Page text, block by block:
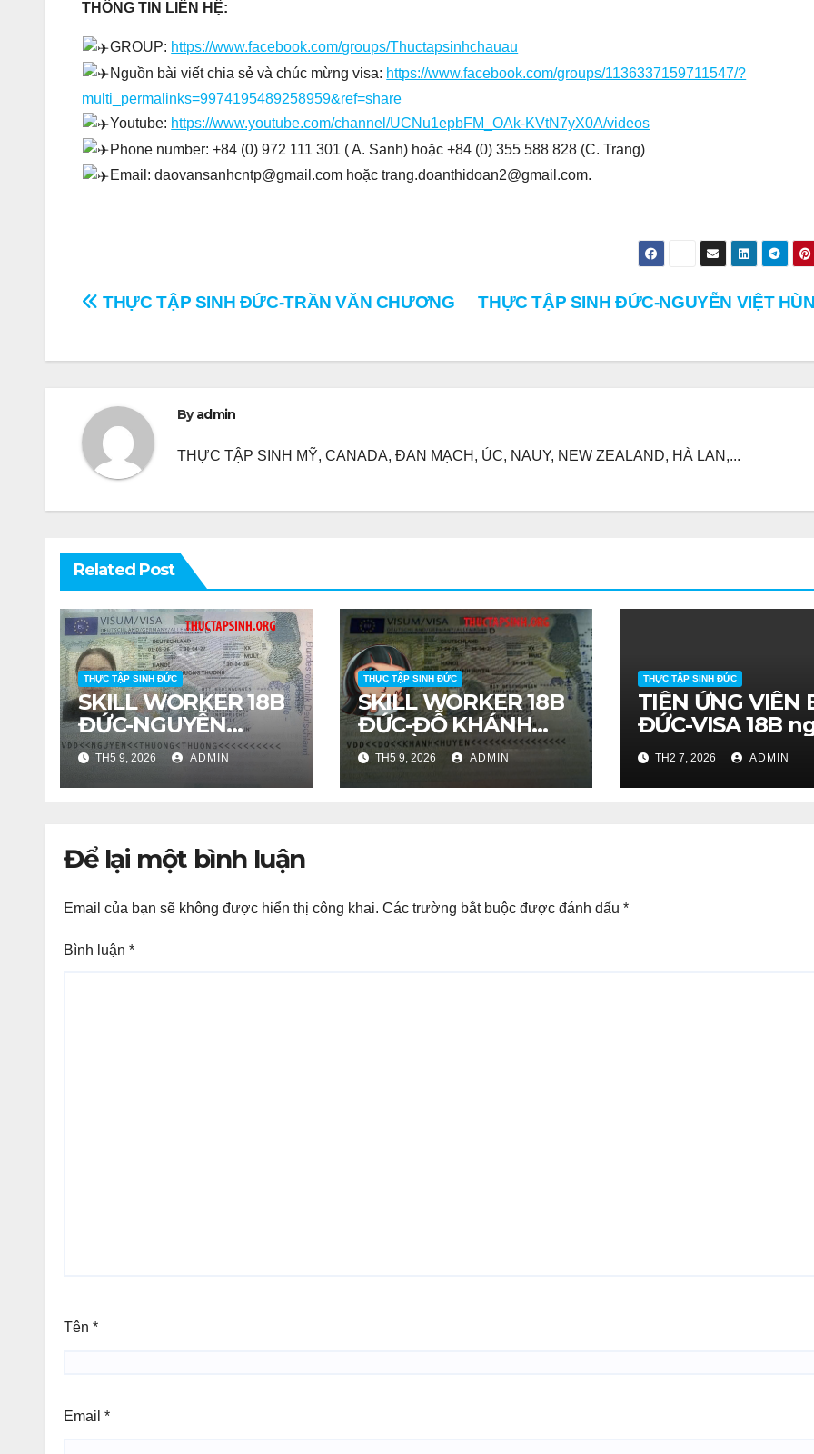
THÔNG TIN LIÊN HỆ:
GROUP: https://www.facebook.com/groups/Thuctapsinhchauau
Nguồn bài viết chia sẻ và chúc mừng visa: https://www.facebook.com/groups/1136337159711547/?
multi_permalinks=9974195489258959&ref=share
Youtube: https://www.youtube.com/channel/UCNu1epbFM_OAk-KVtN7yX0A/videos
Phone number: +84 (0) 972 111 301 ( A. Sanh) hoặc +84 (0) 355 588 828 (C. Trang)
Email: daovansanhcntp@gmail.com hoặc trang.doanthidoan2@gmail.com.
Điều
viết
THỰC TẬP SINH ĐỨC-NGUYỄN VIỆT
THỰC TẬP SINH ĐỨC-TRẦN VĂN CHƯƠNG
Byadmin
THỰC TẬP SINH MỸ, CANADA, ĐAN MẠCH, ÚC, NAUY, NEW ZEALAND, HÀ LAN,...
Related Post
THỰC TẬP SINH ĐỨC
SKILL WORKER 18B
ĐỨC-NGUYỄN
THƯƠNG THƯƠNG
TH5 9, 2026 ADMIN
THỰC TẬP SINH ĐỨC
SKILL WORKER 18B
ĐỨC-ĐỖ KHÁNH
HUYỀN
TH5 9, 2026 ADMIN
THỰC TẬP SINH ĐỨC
TIỄN ỨNG VIÊN
ĐỨC-VISA 18B
19/1TH2 7, 2026 ADMIN
Để lại một bình luận
Email của bạn sẽ không được hiển thị công khai. Các trường bắt buộc được đánh dấu *
Bình luận *
Tên *
Email *